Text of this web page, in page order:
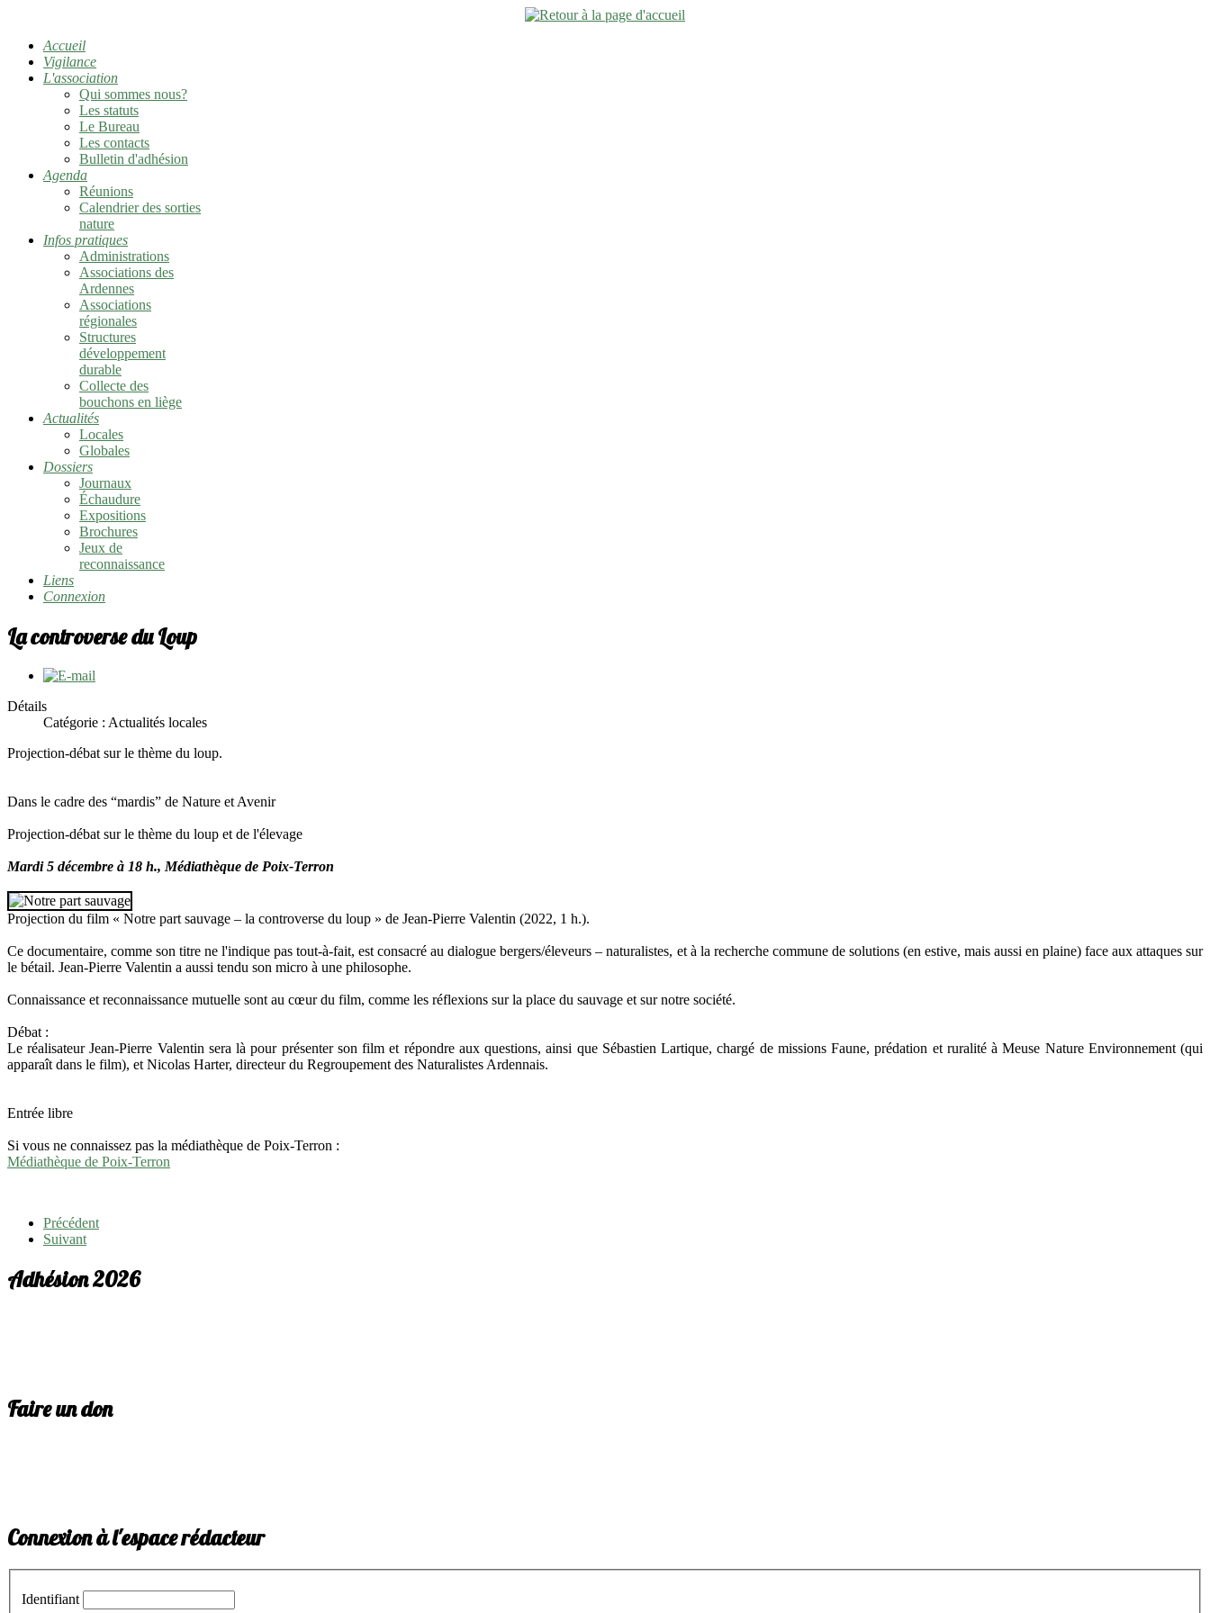
Accueil
Vigilance
L'association
Qui sommes nous?
Les statuts
Le Bureau
Les contacts
Bulletin d'adhésion
Agenda
Réunions
Calendrier des sorties
nature
Infos pratiques
Administrations
Associations des
Ardennes
Associations
régionales
Structures
développement
durable
Collecte des
bouchons en liège
Actualités
Locales
Globales
Dossiers
Journaux
Échaudure
Expositions
Brochures
Jeux de
reconnaissance
Liens
Connexion
La controverse du Loup
Détails
Catégorie : Actualités locales
Projection-débat sur le thème du loup.
Dans le cadre des “mardis” de Nature et Avenir
Projection-débat sur le thème du loup et de l'élevage
Mardi 5 décembre à 18 h., Médiathèque de Poix-Terron
Projection du film « Notre part sauvage – la controverse du loup » de Jean-Pierre Valentin (2022, 1 h.).
Ce documentaire, comme son titre ne l'indique pas tout-à-fait, est consacré au dialogue bergers/éleveurs – naturalistes, et à la recherche commune de solutions (en estive, mais aussi en plaine) face aux attaques sur
le bétail. Jean-Pierre Valentin a aussi tendu son micro à une philosophe.
Connaissance et reconnaissance mutuelle sont au cœur du film, comme les réflexions sur la place du sauvage et sur notre société.
Débat :
Le réalisateur Jean-Pierre Valentin sera là pour présenter son film et répondre aux questions, ainsi que Sébastien Lartique, chargé de missions Faune, prédation et ruralité à Meuse Nature Environnement (qui
apparaît dans le film), et Nicolas Harter, directeur du Regroupement des Naturalistes Ardennais.
Entrée libre
Si vous ne connaissez pas la médiathèque de Poix-Terron :
Médiathèque de Poix-Terron
Précédent
Suivant
Adhésion 2026
Faire un don
Connexion à l'espace rédacteur
Identifiant